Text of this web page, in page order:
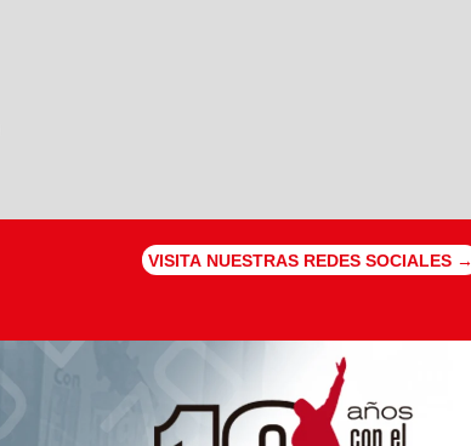
VISITA NUESTRAS REDES SOCIALES →